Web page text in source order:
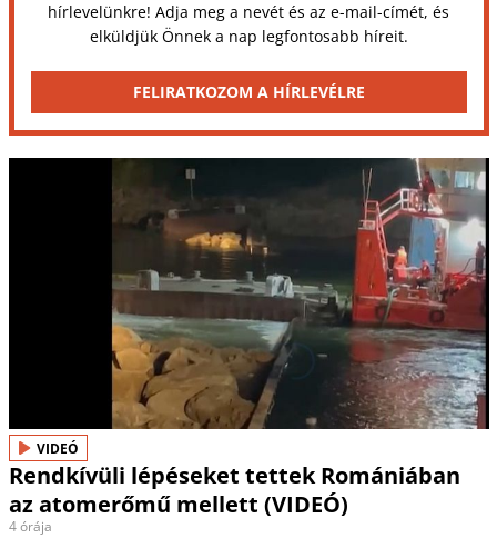
hírlevelünkre! Adja meg a nevét és az e-mail-címét, és
elküldjük Önnek a nap legfontosabb híreit.
FELIRATKOZOM A HÍRLEVÉLRE
VIDEÓ
Rendkívüli lépéseket tettek Romániában
az atomerőmű mellett (VIDEÓ)
4 órája